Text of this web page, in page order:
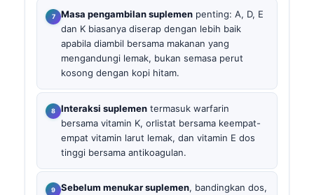
Masa pengambilan suplemen penting: A, D, E
dan K biasanya diserap dengan lebih baik
apabila diambil bersama makanan yang
mengandungi lemak, bukan semasa perut
kosong dengan kopi hitam.
Interaksi suplemen termasuk warfarin
bersama vitamin K, orlistat bersama keempat-
empat vitamin larut lemak, dan vitamin E dos
tinggi bersama antikoagulan.
Sebelum menukar suplemen, bandingkan dos,